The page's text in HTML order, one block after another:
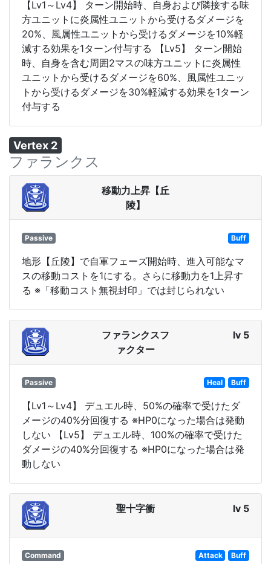
【Lv1～Lv4】 ターン開始時、自身および隣接する味
方ユニットに炎属性ユニットから受けるダメージを
20%、風属性ユニットから受けるダメージを10%軽
減する効果を1ターン付与する 【Lv5】 ターン開始
時、自身を含む周囲2マスの味方ユニットに炎属性
ユニットから受けるダメージを60%、風属性ユニッ
トから受けるダメージを30%軽減する効果を1ターン
付与する
Vertex 2
ファランクス
移動力上昇【丘
陵】
Passive Buff
地形【丘陵】で自軍フェーズ開始時、進入可能なマ
スの移動コストを1にする。さらに移動力を1上昇す
る ※「移動コスト無視封印」では封じられない
ファランクスフ
ァクター
lv 5
Passive Heal Buff
【Lv1～Lv4】 デュエル時、50%の確率で受けたダ
メージの40%分回復する ※HP0になった場合は発動
しない 【Lv5】 デュエル時、100%の確率で受けた
ダメージの40%分回復する ※HP0になった場合は発
動しない
聖十字衝 lv 5
Command Attack Buff